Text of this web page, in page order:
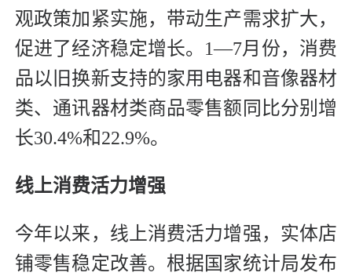
观政策加紧实施，带动生产需求扩大，
促进了经济稳定增长。1—7月份，消费
品以旧换新支持的家用电器和音像器材
类、通讯器材类商品零售额同比分别增
长30.4%和22.9%。
线上消费活力增强
今年以来，线上消费活力增强，实体店
铺零售稳定改善。根据国家统计局发布